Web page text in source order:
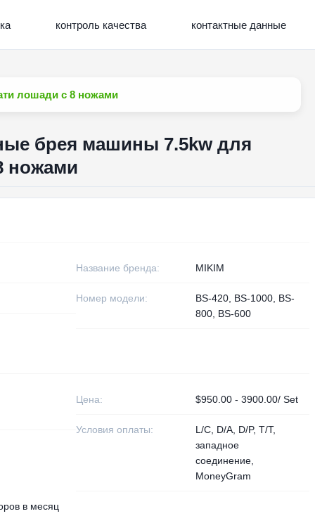
контроль качества контактные данные
лошади с 8 ножами
брея машины 7.5kw для
ножами
Название бренда: MIKIM
Номер модели:
BS-420, BS-1000, BS-
800, BS-600
Цена: $950.00 - 3900.00/ Set
Условия оплаты:
L/C, D/A, D/P, T/T,
западное
соединение,
MoneyGram
в месяц